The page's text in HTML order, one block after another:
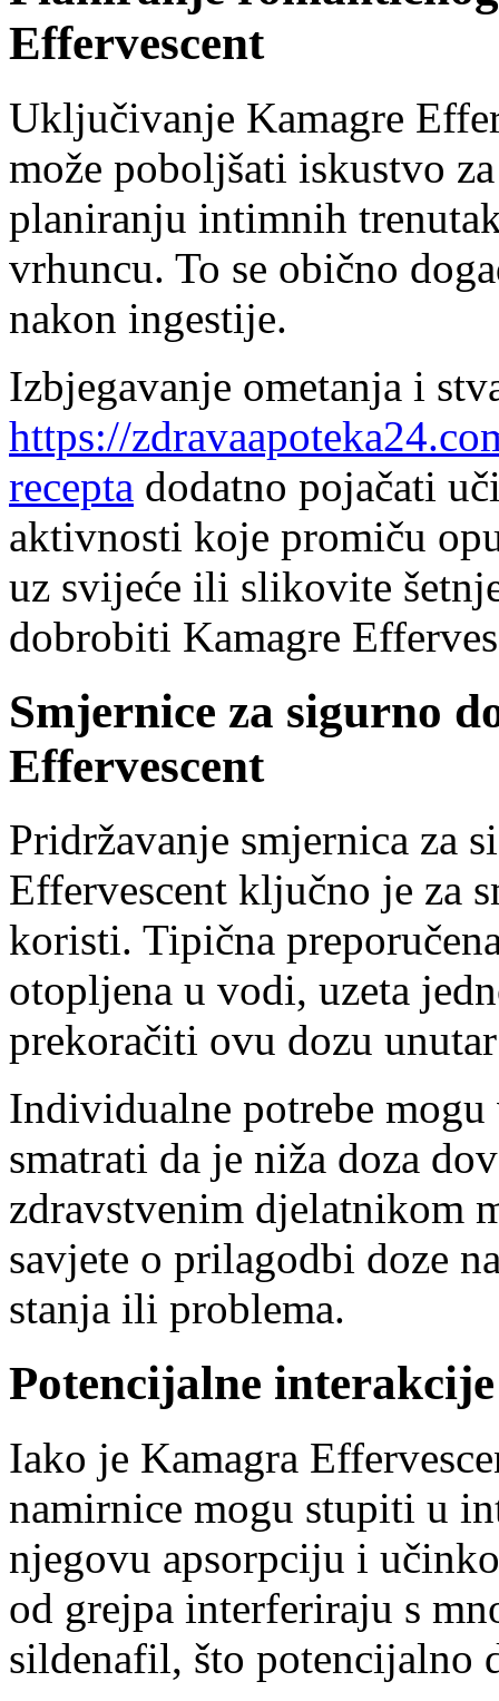
Effervescent
Uključivanje Kamagre
može poboljšati iskustvo
planiranju intimnih
vrhuncu. To se obično
nakon ingestije.
Izbjegavanje ometanja i
https://
recepta dodatno pojačati
aktivnosti koje promiču
uz svijeće ili slikovite
dobrobiti Kamagre
Smjernice za sigurno
Effervescent
Pridržavanje smjernica za
Effervescent ključno je za
koristi. Tipična
otopljena u vodi, uzeta
prekoračiti ovu dozu
Individualne potrebe
smatrati da je niža doza
zdravstvenim djelatnikom
savjete o prilagodbi doze
stanja ili problema.
Potencijalne
Iako je Kamagra
namirnice mogu stupiti u
njegovu apsorpciju i
od grejpa interferiraju s
sildenafil, što potencijalno